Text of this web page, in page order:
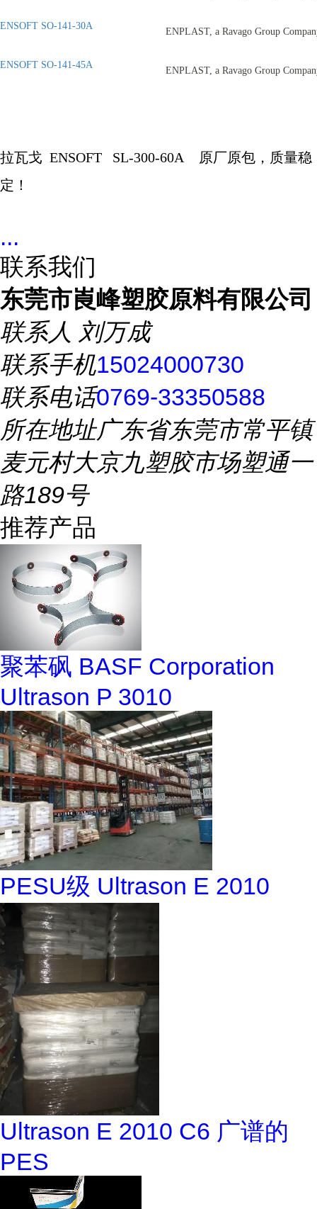
ENSOFT SO-141-30A
ENPLAST, a Ravago Group
ENSOFT SO-141-45A
ENPLAST, a Ravago Group
拉瓦戈 ENSOFT SL-300-60A
原厂原包，质量稳
定！
...
联系我们
东莞市崀峰塑胶原料有限公司
联系人 刘万成
联系手机15024000730
联系电话0769-33350588
所在地址广东省东莞市常平镇
麦元村大京九塑胶市场塑通一
路189号
推荐产品
聚苯砜 BASF Corporation
Ultrason P 3010
PESU级 Ultrason E 2010
Ultrason E 2010 C6 广谱的
PES